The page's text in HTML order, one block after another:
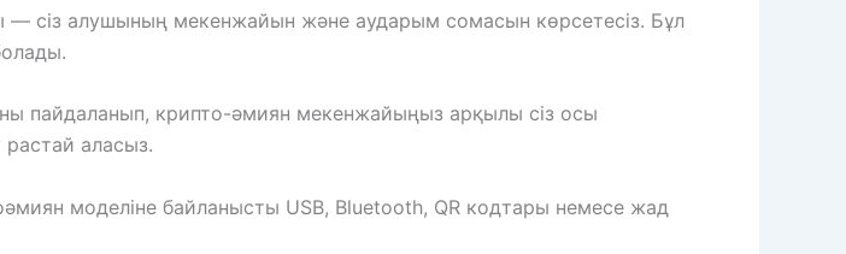
— сіз алушының мекенжайын және аударым сомасын көрсетесіз. Бұл
пайдаланып, крипто-әмиян мекенжайыңыз арқылы сіз осы
аласыз.
моделіне байланысты USB, Bluetooth, QR кодтары немесе жад